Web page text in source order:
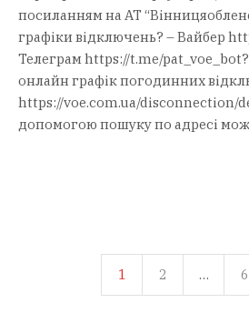
посиланням на АТ
графіки відключень? – Вайбер
Телеграм https://t.me/
онлайн графік погодинних
https://voe.com.ua/disconnection/
допомогою пошуку по адресі
1 2 … 6